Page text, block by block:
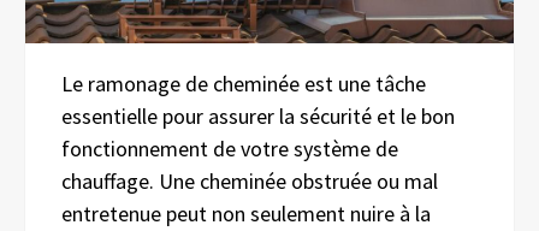
Le ramonage de cheminée est une tâche
essentielle pour assurer la sécurité et le bon
fonctionnement de votre système de
chauffage. Une cheminée obstruée ou mal
entretenue peut non seulement nuire à la